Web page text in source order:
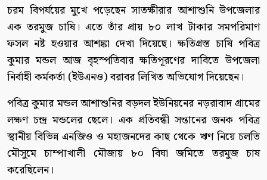
চরম বিপর্যয়ের মুখে পড়েছেন সাতক্ষীরার আশাশুনি উপজেলার
এক তরমুজ চাষি। এতে তাঁর প্রায় ৮০ লাখ টাকার সমপরিমাণ
ফসল নষ্ট হওয়ার আশঙ্কা দেখা দিয়েছে। ক্ষতিগ্রস্ত চাষি পবিত্র
কুমার মন্ডল আজ বৃহস্পতিবার ক্ষতিপূরণের দাবিতে উপজেলা
নির্বাহী কর্মকর্তা (ইউএনও) বরাবর লিখিত অভিযোগ দিয়েছেন।
পবিত্র কুমার মন্ডল আশাশুনির বড়দল ইউনিয়নের নড়রাবাদ গ্রামের
লক্ষণ চন্দ্র মন্ডলের ছেলে। এক প্রতিবন্ধী সন্তানের জনক পবিত্র
স্থানীয় বিভিন্ন এনজিও ও মহাজনদের কাছ থেকে ঋণ নিয়ে চলতি
মৌসুমে চাম্পাখালী মৌজায় ৮০ বিঘা জমিতে তরমুজ চাষ
করেছিলেন।